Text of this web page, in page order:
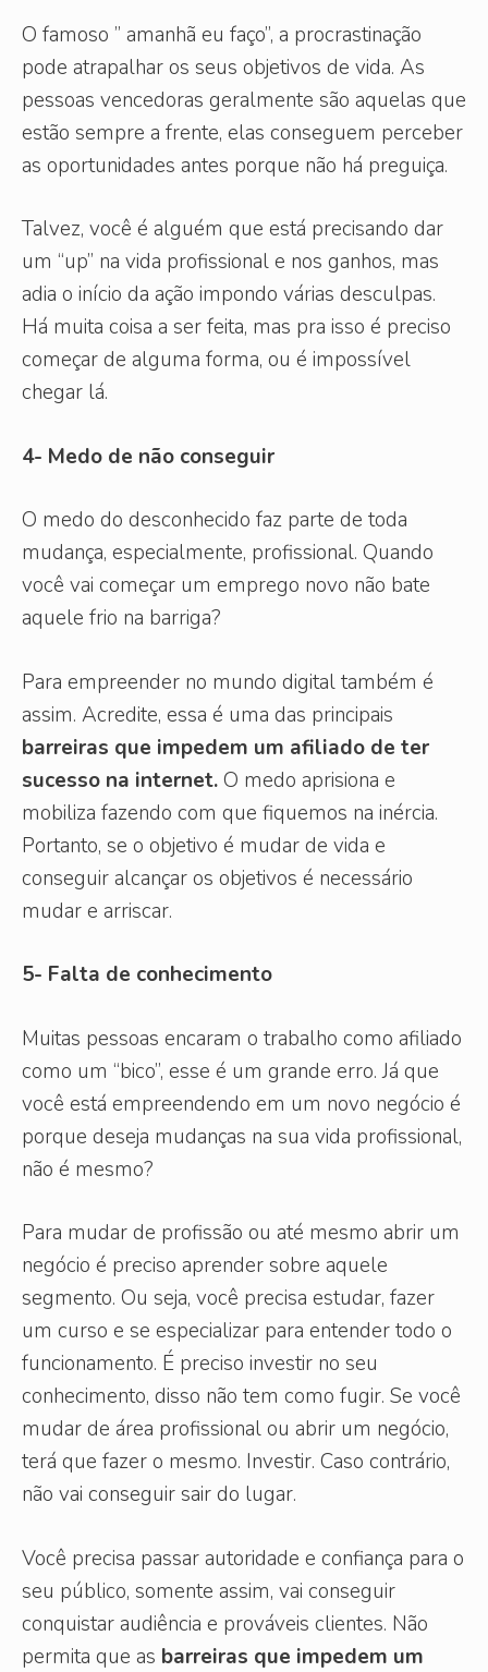
O famoso ” amanhã eu faço”, a procrastinação
pode atrapalhar os seus objetivos de vida. As
pessoas vencedoras geralmente são aquelas que
estão sempre a frente, elas conseguem perceber
as oportunidades antes porque não há preguiça.
Talvez, você é alguém que está precisando dar
um “up” na vida profissional e nos ganhos, mas
adia o início da ação impondo várias desculpas.
Há muita coisa a ser feita, mas pra isso é preciso
começar de alguma forma, ou é impossível
chegar lá.
4- Medo de não conseguir
O medo do desconhecido faz parte de toda
mudança, especialmente, profissional. Quando
você vai começar um emprego novo não bate
aquele frio na barriga?
Para empreender no mundo digital também é
assim. Acredite, essa é uma das principais
barreiras que impedem um afiliado de ter
sucesso na internet.O medo aprisiona e
mobiliza fazendo com que fiquemos na inércia.
Portanto, se o objetivo é mudar de vida e
conseguir alcançar os objetivos é necessário
mudar e arriscar.
5- Falta de conhecimento
Muitas pessoas encaram o trabalho como afiliado
como um “bico”, esse é um grande erro. Já que
você está empreendendo em um novo negócio é
porque deseja mudanças na sua vida profissional,
não é mesmo?
Para mudar de profissão ou até mesmo abrir um
negócio é preciso aprender sobre aquele
segmento. Ou seja, você precisa estudar, fazer
um curso e se especializar para entender todo o
funcionamento. É preciso investir no seu
conhecimento, disso não tem como fugir. Se você
mudar de área profissional ou abrir um negócio,
terá que fazer o mesmo. Investir. Caso contrário,
não vai conseguir sair do lugar.
Você precisa passar autoridade e confiança para o
seu público, somente assim, vai conseguir
conquistar audiência e prováveis clientes. Não
permita que as barreiras que impedem um